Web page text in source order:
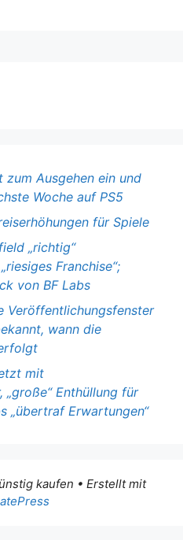
Ausgehen ein und
Woche auf PS5
für Spiele
„richtig“
Franchise“;
von BF Labs
Veröffentlichungsfenster
wann die
mit
Enthüllung für
„übertraf Erwartungen“
kaufen • Erstellt mit